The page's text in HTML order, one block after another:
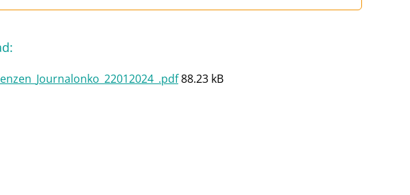
:
88.23 kB